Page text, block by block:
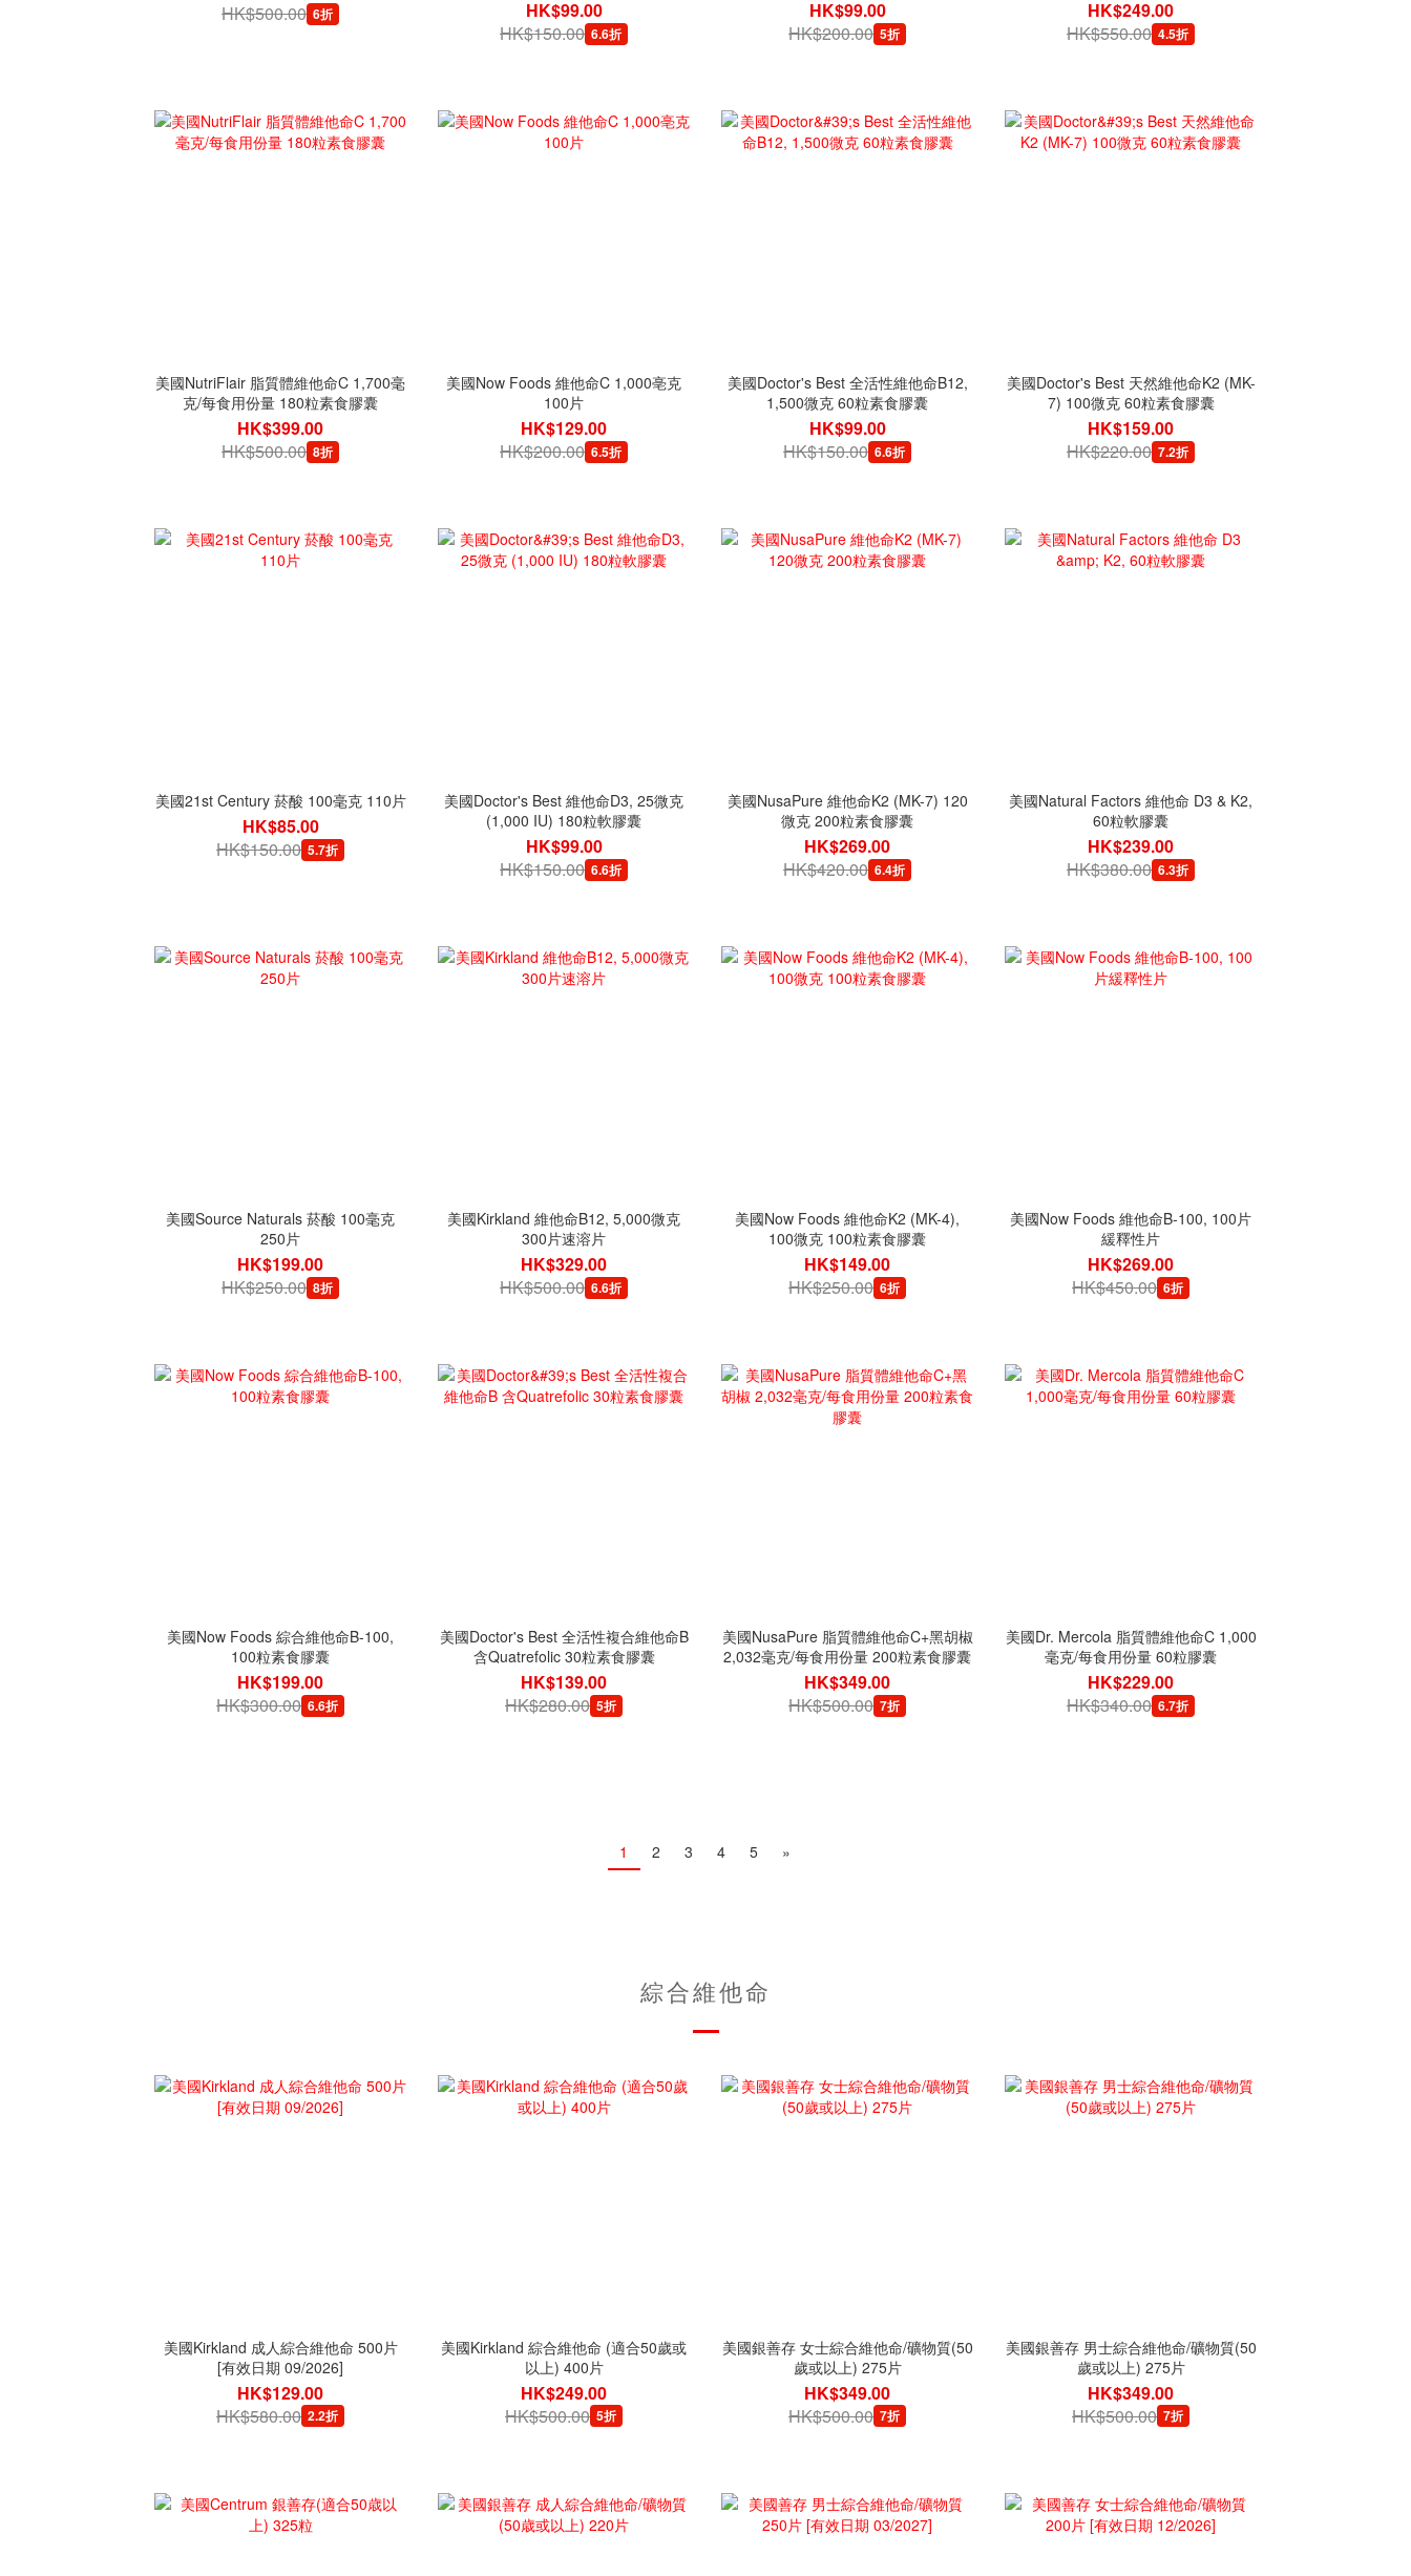
HK$500.00 6折
HK$99.00
HK$150.00 6.6折
HK$99.00
HK$200.00 5折
HK$249.00
HK$550.00 4.5折
美國NutriFlair 脂質體維他命C 1,700毫
克/每食用份量 180粒素食膠囊
HK$399.00
HK$500.00 8折
美國Now Foods 維他命C 1,000亳克
100片
HK$129.00
HK$200.00 6.5折
美國Doctor's Best 全活性維他命B12,
1,500微克 60粒素食膠囊
HK$99.00
HK$150.00 6.6折
美國Doctor's Best 天然維他命K2 (MK-
7) 100微克 60粒素食膠囊
HK$159.00
HK$220.00 7.2折
美國21st Century 菸酸 100毫克 110片
HK$85.00
HK$150.00 5.7折
美國Doctor's Best 維他命D3, 25微克
(1,000 IU) 180粒軟膠囊
HK$99.00
HK$150.00 6.6折
美國NusaPure 維他命K2 (MK-7) 120
微克 200粒素食膠囊
HK$269.00
HK$420.00 6.4折
美國Natural Factors 維他命 D3 & K2,
60粒軟膠囊
HK$239.00
HK$380.00 6.3折
美國Source Naturals 菸酸 100毫克
250片
HK$199.00
HK$250.00 8折
美國Kirkland 維他命B12, 5,000微克
300片速溶片
HK$329.00
HK$500.00 6.6折
美國Now Foods 維他命K2 (MK-4),
100微克 100粒素食膠囊
HK$149.00
HK$250.00 6折
美國Now Foods 維他命B-100, 100片
緩釋性片
HK$269.00
HK$450.00 6折
美國Now Foods 綜合維他命B-100,
100粒素食膠囊
HK$199.00
HK$300.00 6.6折
美國Doctor's Best 全活性複合維他命B
含Quatrefolic 30粒素食膠囊
HK$139.00
HK$280.00 5折
美國NusaPure 脂質體維他命C+黑胡椒
2,032毫克/每食用份量 200粒素食膠囊
HK$349.00
HK$500.00 7折
美國Dr. Mercola 脂質體維他命C 1,000
毫克/每食用份量 60粒膠囊
HK$229.00
HK$340.00 6.7折
1 2 3 4 5 »
綜合維他命
美國Kirkland 成人綜合維他命 500片
[有效日期 09/2026]
HK$129.00
HK$580.00 2.2折
美國Kirkland 綜合維他命 (適合50歲或
以上) 400片
HK$249.00
HK$500.00 5折
美國銀善存 女士綜合維他命/礦物質(50
歲或以上) 275片
HK$349.00
HK$500.00 7折
美國銀善存 男士綜合維他命/礦物質(50
歲或以上) 275片
HK$349.00
HK$500.00 7折